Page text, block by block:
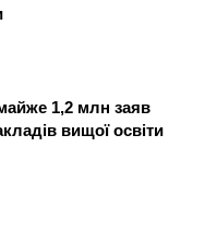
1,2 млн заяв
вищої освіти